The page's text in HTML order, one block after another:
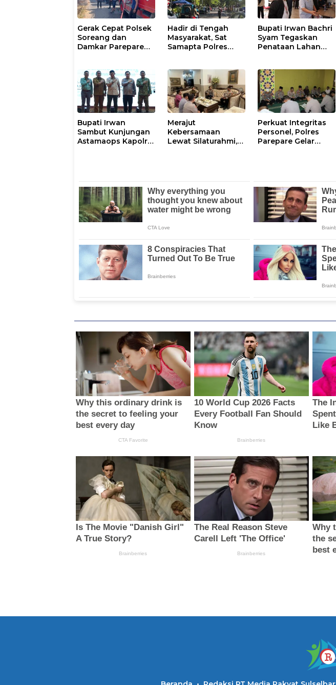
Gerak Cepat Polsek
Soreang dan
Damkar Parepare
Hadir di Tengah
Masyarakat, Sat
Samapta Polres
Pagi
Bupati Irwan Bachri
Syam Tegaskan
Penataan Lahan
Bupati Irwan
Sambut Kunjungan
Astamaops Kapolri
Merajut
Kebersamaan
Lewat Silaturahmi,
Perkuat Integritas
Personel, Polres
Parepare Gelar